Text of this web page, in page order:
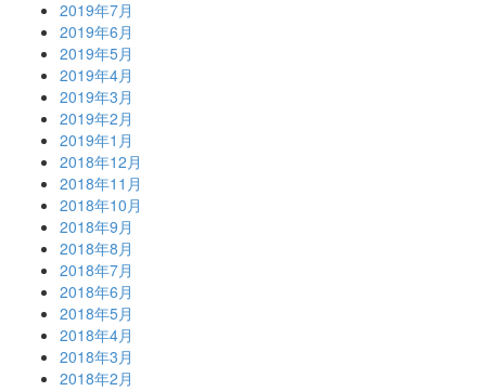
2019年7月
2019年6月
2019年5月
2019年4月
2019年3月
2019年2月
2019年1月
2018年12月
2018年11月
2018年10月
2018年9月
2018年8月
2018年7月
2018年6月
2018年5月
2018年4月
2018年3月
2018年2月